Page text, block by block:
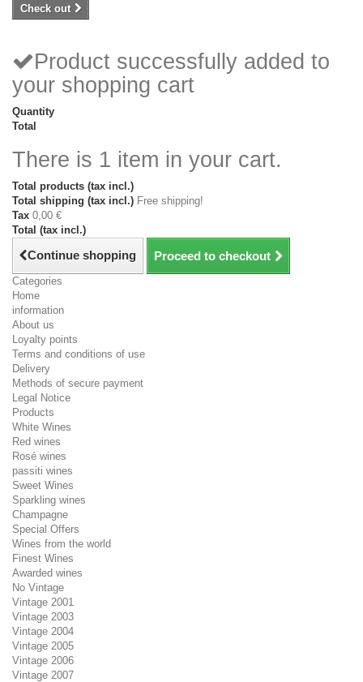
Check out
Product successfully added to
your shopping cart
Quantity
Total
There is 1 item in your cart.
Total products (tax incl.)
Total shipping (tax incl.) Free shipping!
Tax 0,00 €
Total (tax incl.)
Continue shopping Proceed to checkout
Categories
Home
information
About us
Loyalty points
Terms and conditions of use
Delivery
Methods of secure payment
Legal Notice
Products
White Wines
Red wines
Rosé wines
passiti wines
Sweet Wines
Sparkling wines
Champagne
Special Offers
Wines from the world
Finest Wines
Awarded wines
No Vintage
Vintage 2001
Vintage 2003
Vintage 2004
Vintage 2005
Vintage 2006
Vintage 2007